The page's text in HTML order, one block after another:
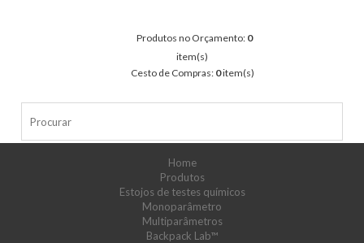
Produtos no Orçamento: 0
item(s)
Cesto de Compras: 0item(s)
Home
Produtos
Estojos de testes químicos
Monoparâmetro
Multiparâmetros
Backpack Lab™